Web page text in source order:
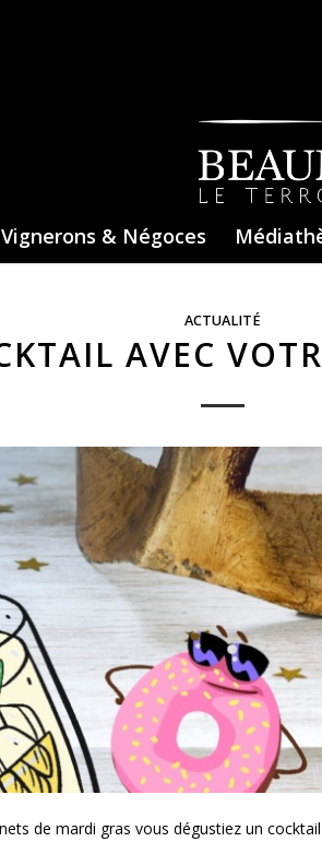
Vignerons & Négoces
ACTUALITÉ
AVEC
de mardi gras vous dégustiez un cocktail